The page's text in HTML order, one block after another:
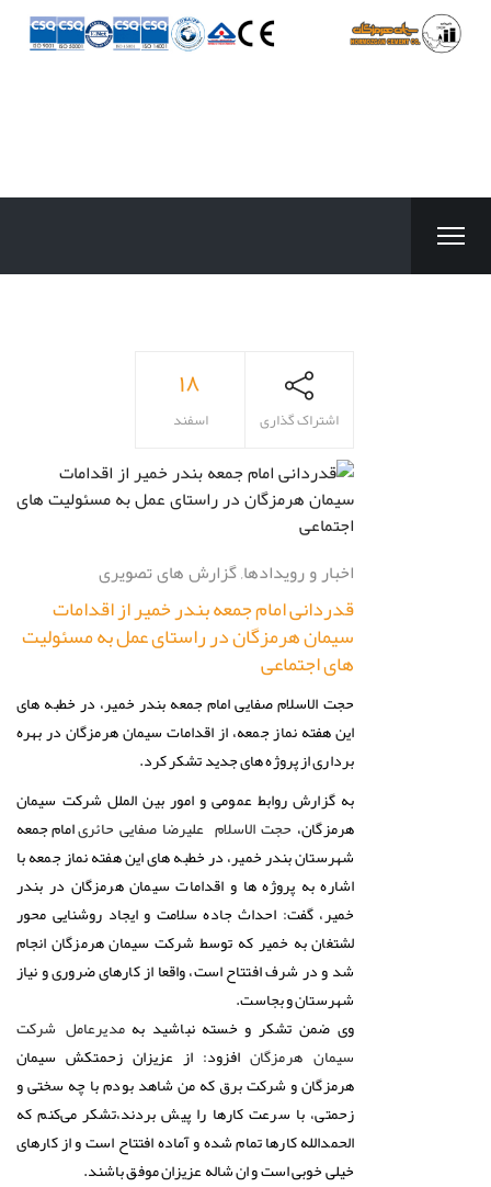
۱۸
اسفند اشتراک گذاری
اخبار و رویدادها گزارش های تصویری
قدردانی امام جمعه بندر خمیر از اقدامات
سیمان هرمزگان در راستای عمل به مسئولیت
های اجتماعی
حجت الاسلام صفایی امام جمعه بندر خمیر، در خطبه های
این هفته نماز جمعه، از اقدامات سیمان هرمزگان در بهره
برداری از پروژه های جدید تشکر کرد.
به گزارش روابط عمومی و امور بین الملل شرکت سیمان
هرمزگان، حجت الاسلام علیرضا صفایی حائریامام جمعه
شهرستان بندر خمیر، در خطبه های این هفته نماز جمعه با
اشاره به پروژه ها و اقدامات سیمان هرمزگان در بندر
خمیر، گفت: احداث جاده سلامت و ایجاد روشنایی محور
لشتغان به خمیر که توسط شرکت سیمان هرمزگان انجام
شد و در شرف افتتاح است، واقعا از کارهای ضروری و نیاز
شهرستان و بجاست.
وی ضمن تشکر و خسته نباشید بهمدیرعامل شرکت
سیمان هرمزگانافزود: از عزیزان زحمتکش سیمان
هرمزگان و شرکت برق که من شاهد بودم با چه سختی و
زحمتی، با سرعت کارها را پیش بردند،تشکر می‌کنم که
الحمدالله کارها تمام شده و آماده افتتاح است و از کارهای
خیلی خوبی است و ان شاله عزیزان موفق باشند.